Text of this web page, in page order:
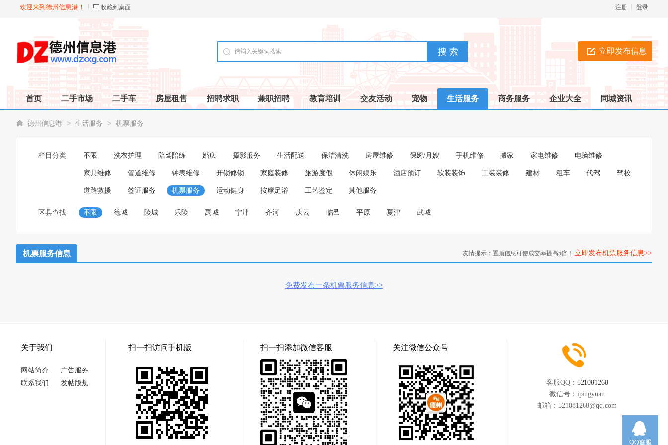
欢迎来到德州信息港！ 收藏到桌面 登录
注册
立即发布信息
首页 二手市场 二手车 房屋租售 招聘求职 兼职招聘 教育培训 交友活动 宠物 生活服务 商务服务 企业大全 同城资讯
德州信息港 > 生活服务 > 机票服务
栏目分类 不限 洗衣护理 陪驾陪练 婚庆 摄影服务 生活配送 保洁清洗 房屋维修 保姆/月嫂 手机维修 搬家 家电维修 电脑维修
家具维修 管道维修 钟表维修 开锁修锁 家庭装修 旅游度假 休闲娱乐 酒店预订 软装装饰 工装装修 建材 租车 代驾 驾校
道路救援 签证服务 机票服务 运动健身 按摩足浴 工艺鉴定 其他服务
区县查找 不限 德城 陵城 乐陵 禹城 宁津 齐河 庆云 临邑 平原 夏津 武城
机票服务信息 友情提示：置顶信息可使成交率提高5倍！ 立即发布机票服务信息>>
免费发布一条机票服务信息>>
关于我们
网站简介
广告服务
联系我们
发帖版规
扫一扫访问手机版 扫一扫添加微信客服 关注微信公众号
客服QQ： 521081268
微信号： ipingyuan
邮箱： 521081268@qq.com